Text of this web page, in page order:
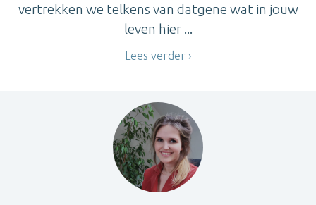
vertrekken we telkens van datgene wat in jouw
leven hier ...
Lees verder